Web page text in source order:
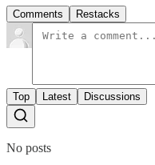
Comments Restacks
Top Latest Discussions
No posts